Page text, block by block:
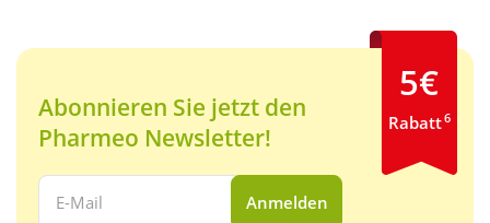
Abonnieren Sie jetzt den
Pharmeo Newsletter!
Ihre E-Mail Adresse:
Anmelden
5€
Rabatt6